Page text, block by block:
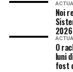
Noi
2026
O
luni
fost